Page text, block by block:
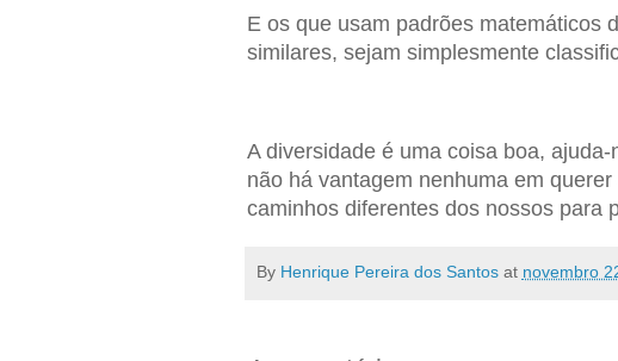
E os que usam padrões matemáticos
similares, sejam simplesmente
A diversidade é uma coisa boa,
não há vantagem nenhuma em
caminhos diferentes dos nossos para
By Henrique Pereira dos Santos at novembro